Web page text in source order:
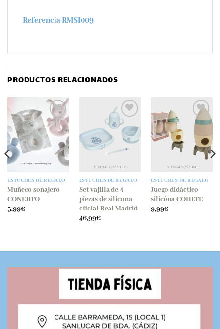
Referencia RMSI009
PRODUCTOS RELACIONADOS
Añadir
a la
lista
de
deseos
ESTUCHES DE REGALO
Muñeco sonajero
CONEJITO
5,99€
Añadir
a la
lista
de
ESTUCHES DE REGALO
Set vajilla de 4
piezas de silicona
oficial Real Madrid
46,99€
Añadir
a la
lista
de
deseos
ESTUCHES DE REGALO
Juego didáctico
silicóna COHETE
9,99€